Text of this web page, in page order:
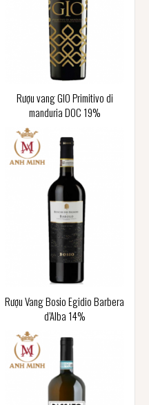
Rượu vang GIO Primitivo di
manduria DOC 19%
Rượu Vang Bosio Egidio Barbera
d’Alba 14%